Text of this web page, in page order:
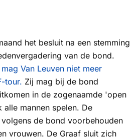
het besluit na een stemming
van de bond.
Van Leuven niet meer
tour. Zij mag bij de bond
in de zogenaamde 'open
mannen spelen. De
de bond voorbehouden
vrouwen. De Graaf sluit zich